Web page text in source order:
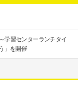
学習センターランチタイ
」を開催